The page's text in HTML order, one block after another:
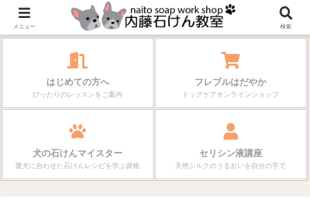
作る楽しさが、毎日の暮らしを変えていく。
はじめての方へ
ぴったりのレッスンをご案内
フレブルはだやか
ドッグケアオンラインショップ
犬の石けんマイスター
愛犬に合わせた石けんレシピを学ぶ資格
セリシン液講座
天然シルクのうるおいを自分の手で
メニュー 検索